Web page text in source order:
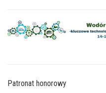
Patronat honorowy